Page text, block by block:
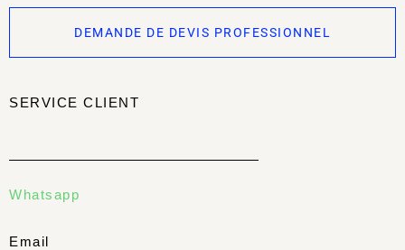
DEMANDE DE DEVIS PROFESSIONNEL
SERVICE CLIENT
Whatsapp
Email